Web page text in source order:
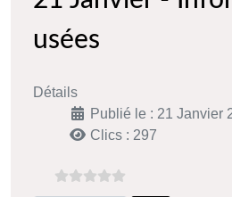
usées
Détails
Publié le : 21 Janvier
Clics : 297